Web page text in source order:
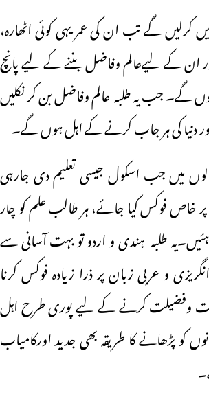
کرلیں گے تب ان کی عمر یہی کوئی اٹھارہ،
ان کے لیےعالم وفاضل بننے کے لیے پانچ
گے۔ جب یہ طلبہ عالم وفاضل بن کر نکلیں
دنیا کی ہر جاب کرنے کے اہل ہوں گے۔
میں جب اسکول جیسی تعلیم دی جارہی
خاص فوکس کیا جائے، ہر طالب علم کو چار
طلبہ ہندی و اردو تو بہت آسانی سے
و عربی زبان پر ذرا زیادہ فوکس کرنا
وفضیلت کرنے کے لیے پوری طرح اہل
کو پڑھانے کا طریقہ بھی جدید اورکامیاب